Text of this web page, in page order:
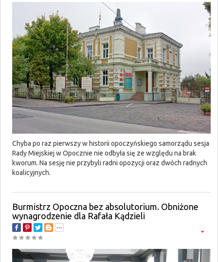
Chyba po raz pierwszy w historii opoczyńskiego samorządu sesja
Rady Miejskiej w Opocznie nie odbyła się ze względu na brak
kworum. Na sesję nie przybyli radni opozycji oraz dwóch radnych
koalicyjnych.
Burmistrz Opoczna bez absolutorium. Obniżone
wynagrodzenie dla Rafała Kądzieli